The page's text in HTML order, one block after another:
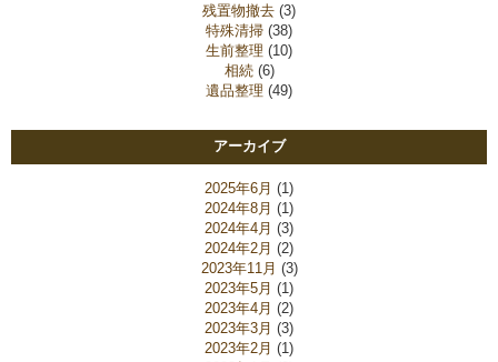
残置物撤去 (3)
特殊清掃 (38)
生前整理 (10)
相続(6)
遺品整理 (49)
アーカイブ
2025年6月 (1)
2024年8月 (1)
2024年4月 (3)
2024年2月 (2)
2023年11月 (3)
2023年5月 (1)
2023年4月 (2)
2023年3月 (3)
2023年2月 (1)